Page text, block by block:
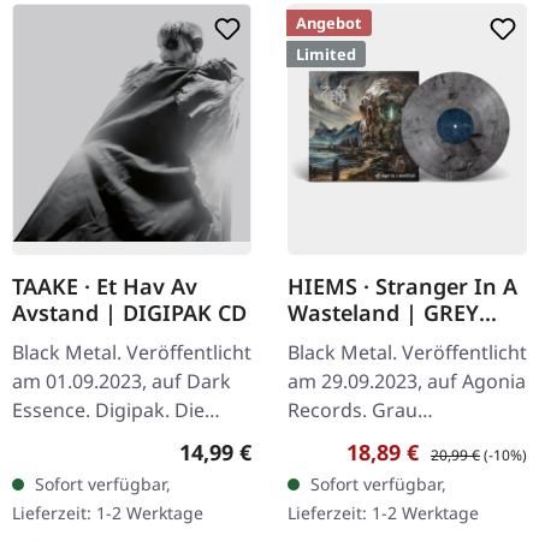
TAAKE · Et Hav Av
Avstand | DIGIPAK CD
Black Metal. Veröffentlicht
am 01.09.2023, auf Dark
Essence. Digipak. Die
norwegischen Black Metal
Giganten Taake liefern
mit „Et Hav Av Avstand"
ein…
Regulärer Preis:
14,99 €
Sofort verfügbar,
Lieferzeit: 1-2 Werktage
Angebot
Limited
HIEMS · Stranger In A
Wasteland | GREY
MARBLED LP
Black Metal. Veröffentlicht
am 29.09.2023, auf Agonia
Records. Grau
marmoriertes Vinyl,
limitiert auf 200 Stück.
Das neueste Werk von
Hiems,…
Verkaufspreis:
18,89 € Regulärer Preis:
20,99 €(-10%)
Sofort verfügbar,
Lieferzeit: 1-2 Werktage